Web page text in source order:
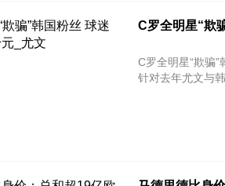
C罗全明星“欺
C罗全明星“欺骗”韩国粉丝 球
针对去年尤文与